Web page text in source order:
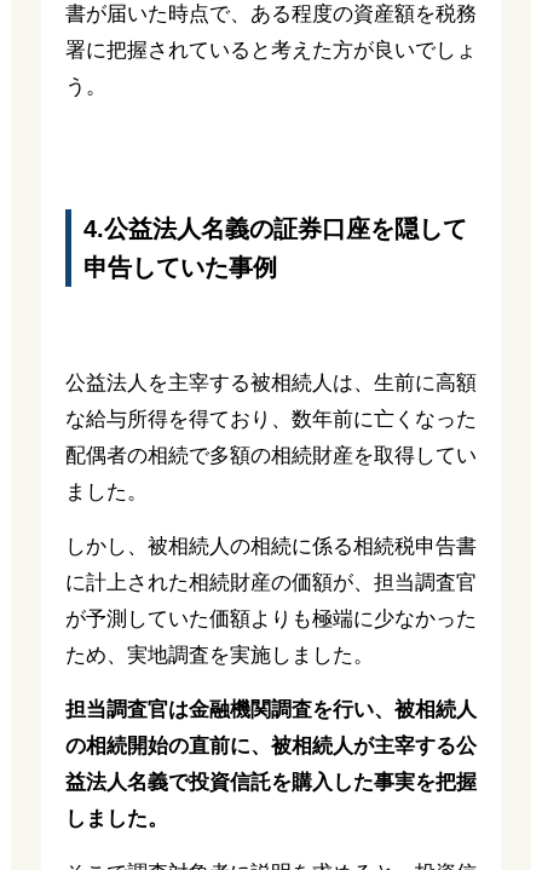
書が届いた時点で、ある程度の資産額を税務
署に把握されていると考えた方が良いでしょ
う。
4.公益法人名義の証券口座を隠して
申告していた事例
公益法人を主宰する被相続人は、生前に高額
な給与所得を得ており、数年前に亡くなった
配偶者の相続で多額の相続財産を取得してい
ました。
しかし、被相続人の相続に係る相続税申告書
に計上された相続財産の価額が、担当調査官
が予測していた価額よりも極端に少なかった
ため、実地調査を実施しました。
担当調査官は金融機関調査を行い、被相続人
の相続開始の直前に、被相続人が主宰する公
益法人名義で投資信託を購入した事実を把握
しました。